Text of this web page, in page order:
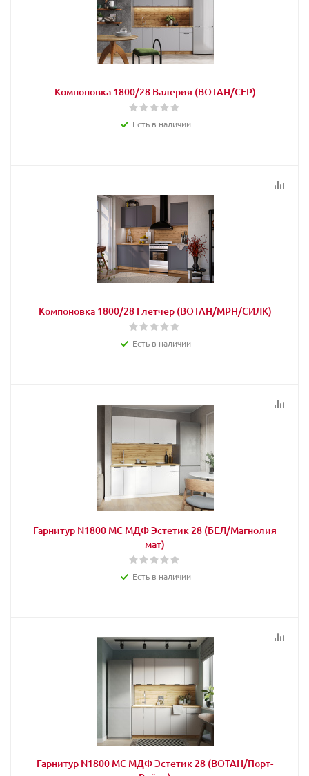
Компоновка 1800/28 Валерия (ВОТАН/СЕР)
Есть в наличии
Компоновка 1800/28 Глетчер (ВОТАН/МРН/СИЛК)
Есть в наличии
Гарнитур N1800 МС МДФ Эстетик 28 (БЕЛ/Магнолия
мат)
Есть в наличии
Гарнитур N1800 МС МДФ Эстетик 28 (ВОТАН/Порт-